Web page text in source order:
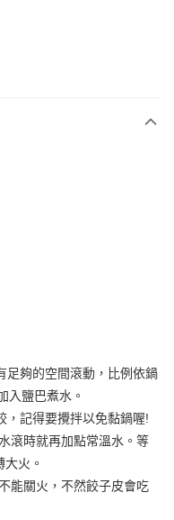
費
費
足夠的空間滾動，比例依鍋
入鹽巴煮水。
，記得要攪拌以免黏鍋喔!
滾時就再加點常溫水。等
火。
能關火，不然餃子皮會吃